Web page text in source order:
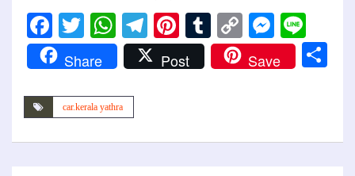
Facebook
Twitter
WhatsApp
Telegram
Pinterest
Tumblr
Copy
Link
Share Post Save
car.kerala yathra